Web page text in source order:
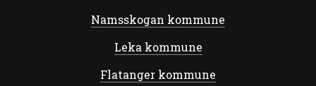
Namsskogan kommune
Leka kommune
Flatanger kommune